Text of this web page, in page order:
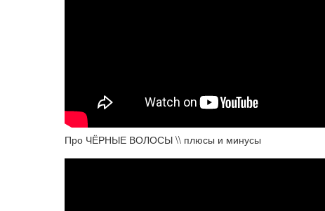
Про ЧЁРНЫЕ ВОЛОСЫ \\ плюсы и минусы